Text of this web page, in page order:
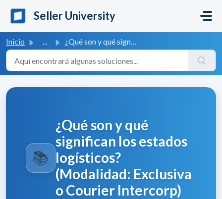
Seller University
Inicio ... ¿Qué son y qué significan los estados logísticos? (Modali...
📚
¿Qué son y qué
significan los estados
logísticos?
(Modalidad: Exclusiva
o Courier Intercorp)